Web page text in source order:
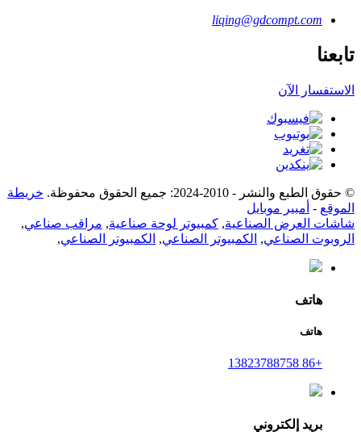
liqing@gdcompt.com
تابعنا
الاستفسار الآن
© حقوق الطبع والنشر - 2010-2024: جميع الحقوق محفوظة.
خريطة
الموقع - أمبير موبايل
شاشات العرض الصناعية, كمبيوتر لوحة صناعية, مراقب صناعي,
الروبوت الصناعي, الكمبيوتر الصناعي, الكمبيوتر الصناعي,
هاتف
هاتف
+86 13823788758
بريد إلكتروني